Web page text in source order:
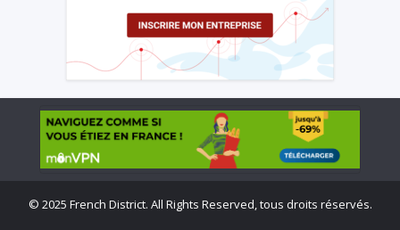
© 2025 French District. All Rights Reserved, tous droits réservés.